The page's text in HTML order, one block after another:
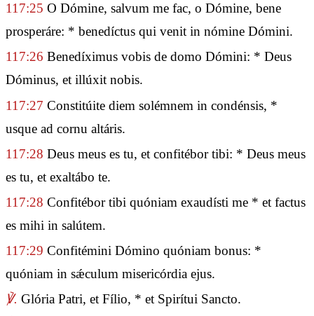
117:25 O Dómine, salvum me fac, o Dómine, bene
prosperáre: * benedíctus qui venit in nómine Dómini.
117:26 Benedíximus vobis de domo Dómini: * Deus
Dóminus, et illúxit nobis.
117:27 Constitúite diem solémnem in condénsis, *
usque ad cornu altáris.
117:28 Deus meus es tu, et confitébor tibi: * Deus meus
es tu, et exaltábo te.
117:28 Confitébor tibi quóniam exaudísti me * et factus
es mihi in salútem.
117:29 Confitémini Dómino quóniam bonus: *
quóniam in sǽculum misericórdia ejus.
℣. Glória Patri, et Fílio, * et Spirítui Sancto.